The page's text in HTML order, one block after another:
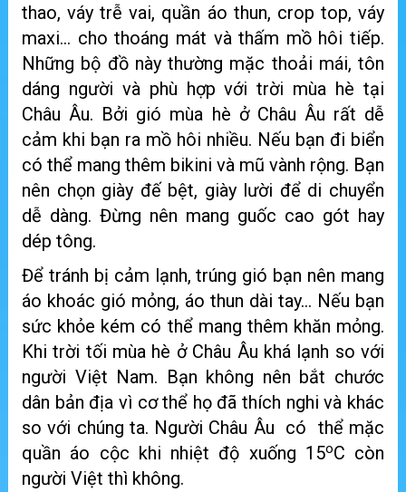
thao, váy trễ vai, quần áo thun, crop top, váy
maxi… cho thoáng mát và thấm mồ hôi tiếp.
Những bộ đồ này thường mặc thoải mái, tôn
dáng người và phù hợp với trời mùa hè tại
Châu Âu. Bởi gió mùa hè ở Châu Âu rất dễ
cảm khi bạn ra mồ hôi nhiều. Nếu bạn đi biển
có thể mang thêm bikini và mũ vành rộng. Bạn
nên chọn giày đế bệt, giày lười để di chuyển
dễ dàng. Đừng nên mang guốc cao gót hay
dép tông.
Để tránh bị cảm lạnh, trúng gió bạn nên mang
áo khoác gió mỏng, áo thun dài tay… Nếu bạn
sức khỏe kém có thể mang thêm khăn mỏng.
Khi trời tối mùa hè ở Châu Âu khá lạnh so với
người Việt Nam. Bạn không nên bắt chước
dân bản địa vì cơ thể họ đã thích nghi và khác
so với chúng ta. Người Châu Âu có thể mặc
quần áo cộc khi nhiệt độ xuống 15oC còn
người Việt thì không.